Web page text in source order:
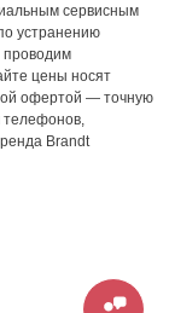
сервисным
устранению
проводим
цены носят
офертой — точную
телефонов,
Brandt